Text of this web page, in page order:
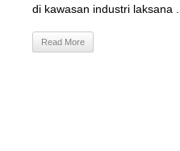
di kawasan industri laksana ...
Read More